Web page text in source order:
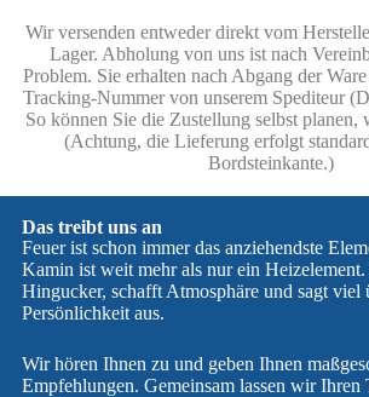
Wir versenden entweder direkt vom
Lager. Abholung von uns ist nach
Problem. Sie erhalten nach Abgang der
Tracking-Nummer von unserem Spediteur
So können Sie die Zustellung selbst planen,
(Achtung, die Lieferung erfolgt
Bordsteinkante.)
Das treibt uns an
Feuer ist schon immer das anziehendste
Kamin ist weit mehr als nur ein Heizelement.
Hingucker, schafft Atmosphäre und sagt viel
Persönlichkeit aus.
Wir hören Ihnen zu und geben Ihnen
Empfehlungen. Gemeinsam lassen wir Ihren